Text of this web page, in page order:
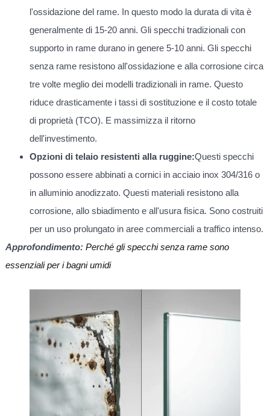
l'ossidazione del rame. In questo modo la durata di vita è
generalmente di 15-20 anni. Gli specchi tradizionali con
supporto in rame durano in genere 5-10 anni. Gli specchi
senza rame resistono all'ossidazione e alla corrosione circa
tre volte meglio dei modelli tradizionali in rame. Questo
riduce drasticamente i tassi di sostituzione e il costo totale
di proprietà (TCO). E massimizza il ritorno
dell'investimento.
Opzioni di telaio resistenti alla ruggine:Questi specchi
possono essere abbinati a cornici in acciaio inox 304/316 o
in alluminio anodizzato. Questi materiali resistono alla
corrosione, allo sbiadimento e all'usura fisica. Sono costruiti
per un uso prolungato in aree commerciali a traffico intenso.
Approfondimento: Perché gli specchi senza rame sono
essenziali per i bagni umidi